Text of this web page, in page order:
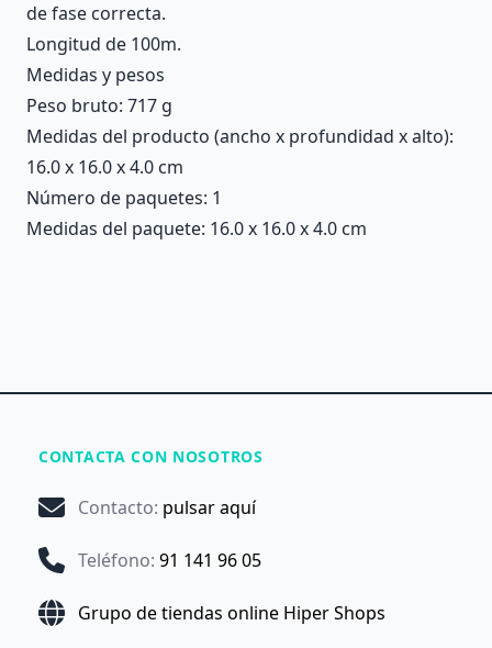
de fase correcta.
Longitud de 100m.
Medidas y pesos
Peso bruto: 717 g
Medidas del producto (ancho x profundidad x alto):
16.0 x 16.0 x 4.0 cm
Número de paquetes: 1
Medidas del paquete: 16.0 x 16.0 x 4.0 cm
CONTACTA CON NOSOTROS
Contacto: pulsar aquí
Teléfono: 91 141 96 05
Grupo de tiendas online Hiper Shops